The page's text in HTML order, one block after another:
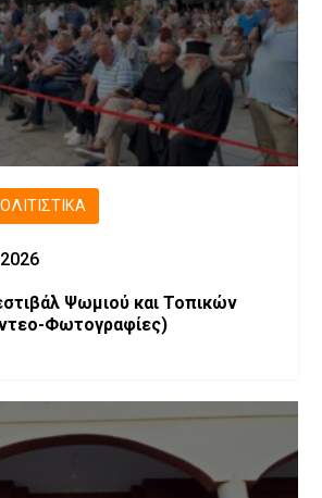
Ψωμιού και Τοπικών
Φωτογραφίες)